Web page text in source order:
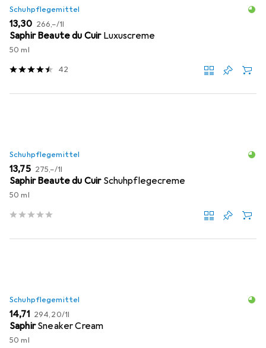
Schuhpflegemittel
EUR
13,30 EUR
266,–/1l
Saphir Beaute du Cuir Luxuscreme
50 ml
42
Schuhpflegemittel
EUR
13,75 EUR
275,–/1l
Saphir Beaute du Cuir Schuhpflegecreme
50 ml
Schuhpflegemittel
EUR
14,71 EUR
294,20/1l
Saphir Sneaker Cream
50 ml